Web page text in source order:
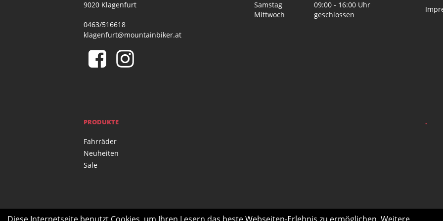
9020 Klagenfurt
0463/516618
klagenfurt@mountainbiker.at
Samstag
09:00 - 16:00 Uhr
Mittwoch
geschlossen
PRODUKTE
Fahrräder
Neuheiten
Sale
.